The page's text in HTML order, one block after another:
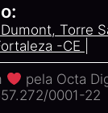
Torre
-CE |
pela Octa
0001-22